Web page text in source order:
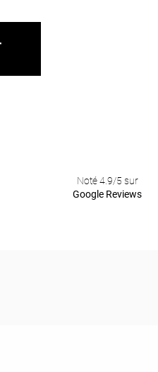
Noté 4.9/5 sur
Google Reviews